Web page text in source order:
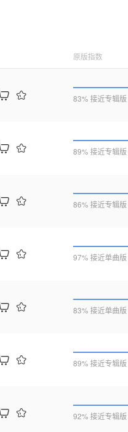
原版指数
83% 接近专辑版
89% 接近专辑版
86% 接近专辑版
97% 接近单曲版
83% 接近单曲版
89% 接近专辑版
92% 接近专辑版